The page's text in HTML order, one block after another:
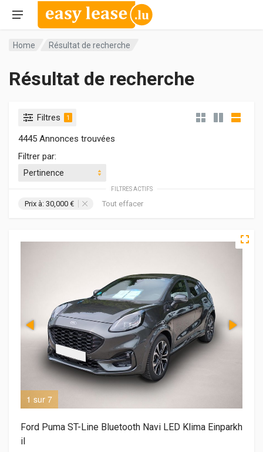
Home Résultat de recherche
Résultat de recherche
Filtres 1
4445 Annonces trouvées
Filtrer par:
FILTRES ACTIFS
Prix à: 30,000 € Tout effacer
1 sur 7
Ford Puma ST-Line Bluetooth Navi LED Klima Einparkh
il